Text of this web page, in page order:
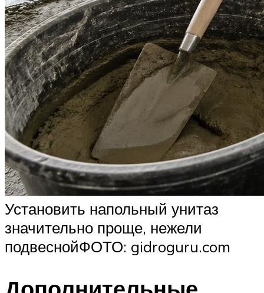
Установить напольный унитаз
значительно проще, нежели
подвеснойФОТО: gidroguru.com